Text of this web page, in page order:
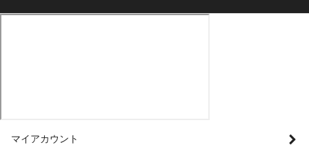
マイアカウント